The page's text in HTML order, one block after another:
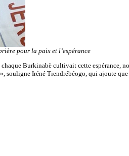
pour la paix et l’espérance
Burkinabè cultivait cette espérance,
Iréné Tiendrébéogo, qui ajoute